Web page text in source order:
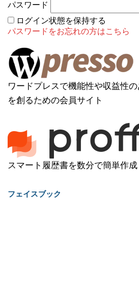
パスワード
ログイン状態を保持する
パスワードをお忘れの方はこちら
ワードプレスで機能性や収益性
を創るための会員サイト
スマート履歴書を数分で簡単作成
フェイスブック